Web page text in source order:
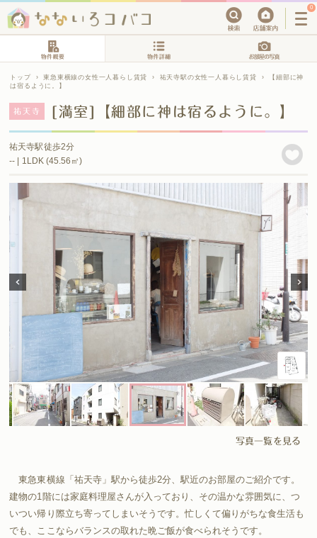
0
トップ › 東急東横線の女性一人暮らし賃貸 › 祐天寺駅の女性一人暮らし賃貸 ›
【細部に神
は宿るように。】
祐天寺 [満室]【細部に神は宿るように。】
祐天寺駅徒歩2分
-- | 1LDK (45.56㎡)
写真一覧を見る
東急東横線「祐天寺」駅から徒歩2分、駅近のお部屋のご紹介です。
建物の1階には家庭料理屋さんが入っており、その温かな雰囲気に、つ
いつい帰り際立ち寄ってしまいそうです。忙しくて偏りがちな食生活も
でも、ここならバランスの取れた晩ご飯が食べられそうです。